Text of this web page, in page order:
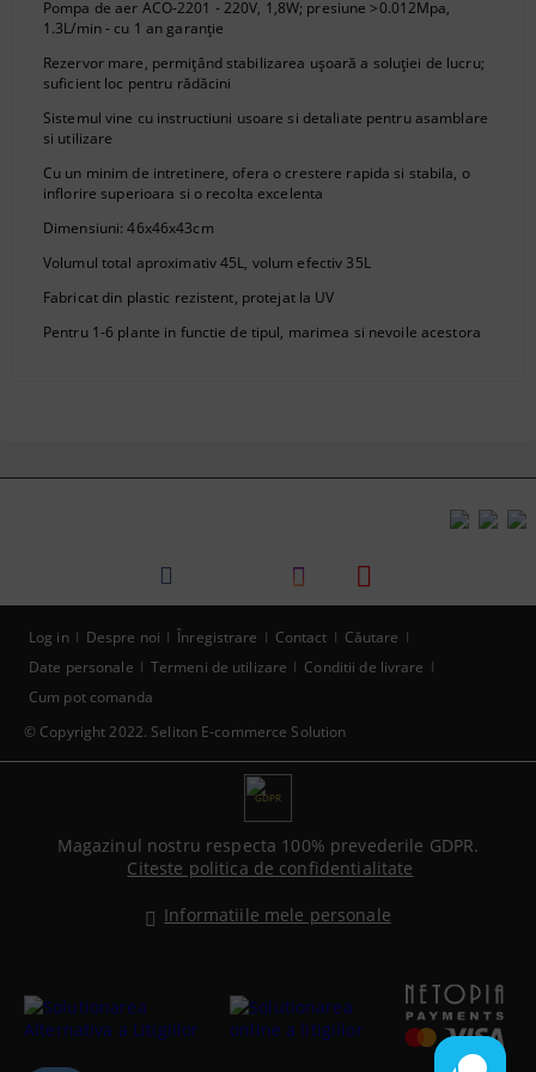
Pompa de aer ACO-2201 - 220V, 1,8W; presiune >0.012Mpa,
1.3L/min - cu 1 an garanție
Rezervor mare, permițând stabilizarea ușoară a soluției de lucru;
suficient loc pentru rădăcini
Sistemul vine cu instructiuni usoare si detaliate pentru asamblare
si utilizare
Cu un minim de intretinere, ofera o crestere rapida si stabila, o
inflorire superioara si o recolta excelenta
Dimensiuni: 46x46x43cm
Volumul total aproximativ 45L, volum efectiv 35L
Fabricat din plastic rezistent, protejat la UV
Pentru 1-6 plante in functie de tipul, marimea si nevoile acestora
© Copyright 2022. Seliton E-commerce Solution
Log in Despre noi Înregistrare Contact
Căutare
Date personale
Termeni de utilizare
Conditii de livrare
Cum pot comanda
GDPR
Magazinul nostru respecta 100% prevederile GDPR.
Citeste politica de confidentialitate
Informatiile mele personale